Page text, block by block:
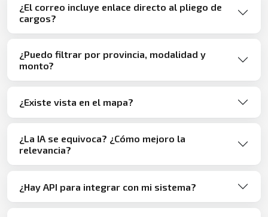
¿El correo incluye enlace directo al pliego de
cargos?
¿Puedo filtrar por provincia, modalidad y
monto?
¿Existe vista en el mapa?
¿La IA se equivoca? ¿Cómo mejoro la
relevancia?
¿Hay API para integrar con mi sistema?